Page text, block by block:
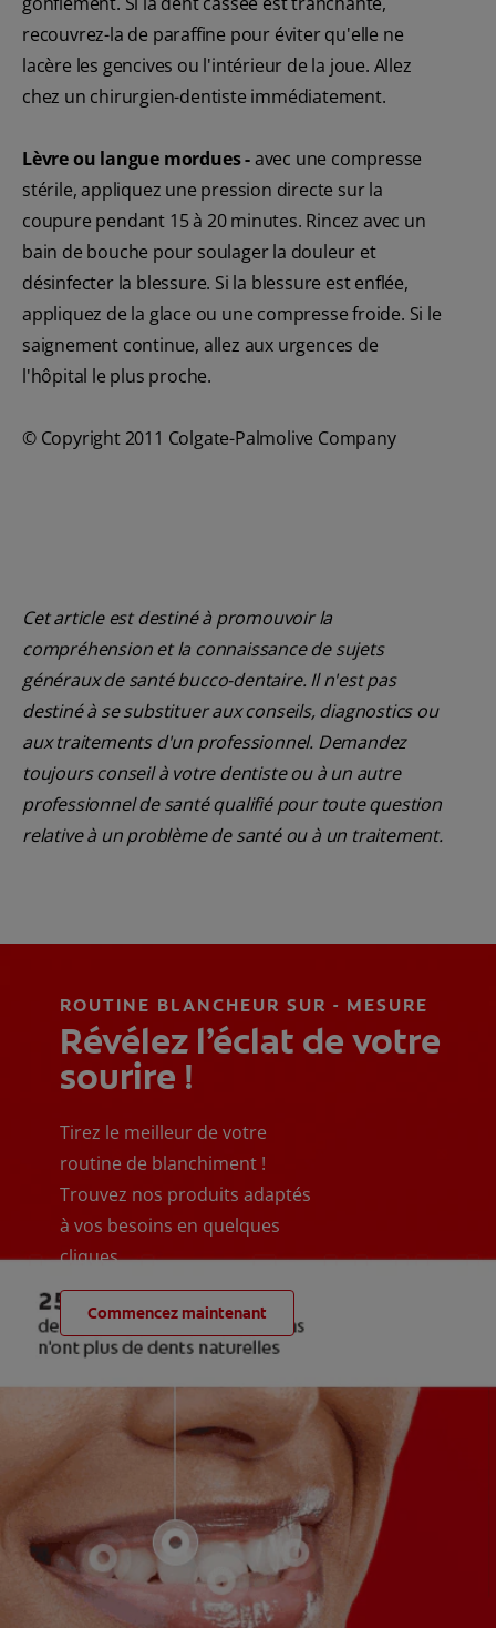
recouvrez-la de paraffine pour éviter qu'elle ne
lacère les gencives ou l'intérieur de la joue. Allez
chez un chirurgien-dentiste immédiatement.
Lèvre ou langue mordues -avec une compresse
stérile, appliquez une pression directe sur la
coupure pendant 15 à 20 minutes. Rincez avec un
bain de bouche pour soulager la douleur et
désinfecter la blessure. Si la blessure est enflée,
appliquez de la glace ou une compresse froide. Si le
saignement continue, allez aux urgences de
l'hôpital le plus proche.
© Copyright 2011 Colgate-Palmolive Company
Cet article est destiné à promouvoir la
compréhension et la connaissance de sujets
généraux de santé bucco-dentaire. Il n'est pas
destiné à se substituer aux conseils, diagnostics ou
aux traitements d'un professionnel. Demandez
toujours conseil à votre dentiste ou à un autre
professionnel de santé qualifié pour toute question
relative à un problème de santé ou à un traitement.
ROUTINE BLANCHEUR SUR - MESURE
Révélez l’éclat de votre
sourire !
Tirez le meilleur de votre
routine de blanchiment !
Trouvez nos produits adaptés
à vos besoins en quelques
cliques
Commencez maintenant